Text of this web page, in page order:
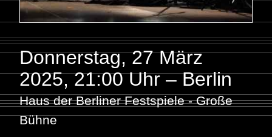
Donnerstag, 27 März
2025,21:00 Uhr – Berlin
Haus der Berliner Festspiele - Große
Bühne